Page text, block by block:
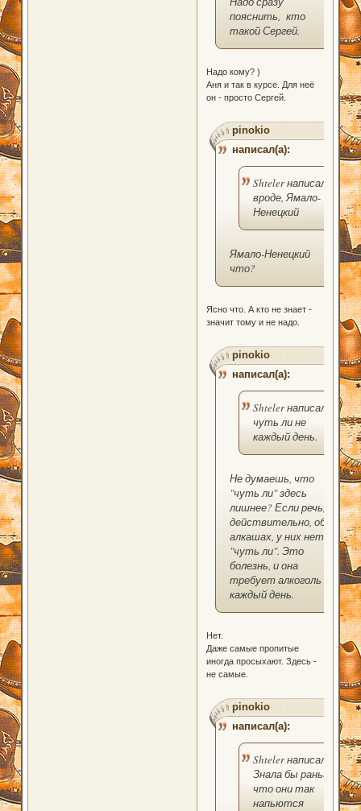
пояснить, кто
такой Сергей.
Надо кому? )
Аня и так в курсе. Для неё
он - просто Сергей.
pinokio
написал(а):
Shteler написал(а):
вроде, Ямало-
Ненецкий
Ямало-Ненецкий
что?
Ясно что. А кто не знает -
значит тому и не надо.
pinokio
написал(а):
Shteler написал(а):
чуть ли не
каждый день.
Не думаешь, что
"чуть ли" здесь
лишнее? Если речь,
действительно, об
алкашах, у них нет
"чуть ли". Это
болезнь, и она
требует алкоголь
каждый день.
Нет.
Даже самые пропитые
иногда просыхают. Здесь -
не самые.
pinokio
написал(а):
Shteler написал(а):
Знала бы раньше,
что они так
напьются